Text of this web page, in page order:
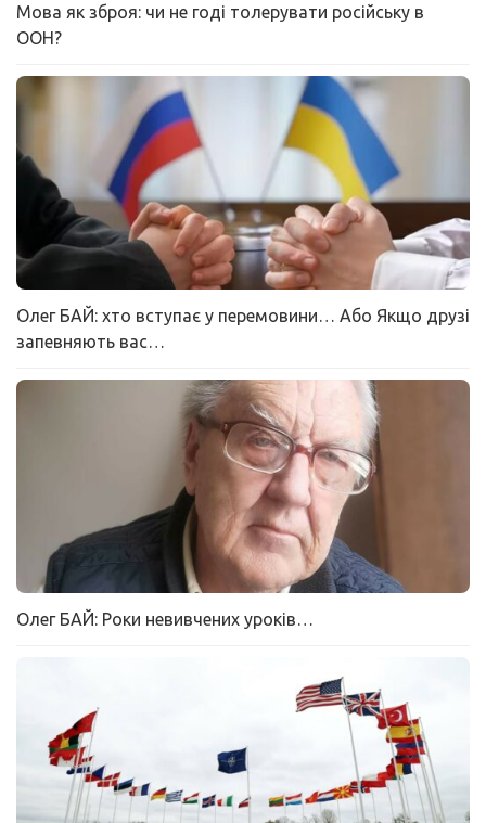
Мова як зброя: чи не годі толерувати російську в
ООН?
Олег БАЙ: хто вступає у перемовини… Або Якщо друзі
запевняють вас…
Олег БАЙ: Роки невивчених уроків…